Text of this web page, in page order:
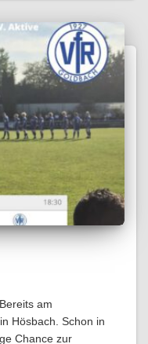
am
Hösbach. Schon in
Chance zur